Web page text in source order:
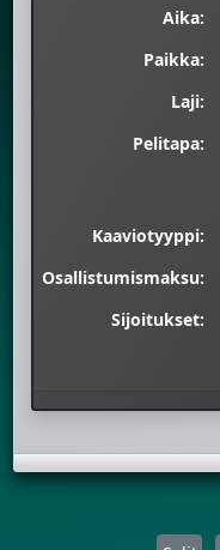
Aika:
Paikka:
Laji:
Pelitapa:
Kaaviotyyppi:
Osallistumismaksu:
Sijoitukset: